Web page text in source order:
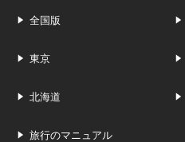
全国版
東京
北海道
旅行のマニュアル